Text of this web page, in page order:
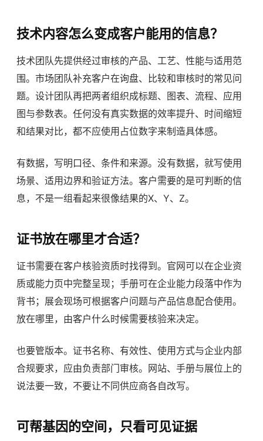
技术内容怎么变成客户能用的信息？
技术团队先提供经过审核的产品、工艺、性能与适用范
围。市场团队补充客户在询盘、比较和审核时的常见问
题。设计团队再把两者组织成标题、图表、流程、应用
图与参数表。任何没有真实数据的效率提升、时间缩短
和结果对比，都不应使用占位数字来制造具体感。
有数据，写明口径、条件和来源。没有数据，就写使用
场景、适用边界和验证方法。客户需要的是可判断的信
息，不是一组看起来很像结果的X、Y、Z。
证书放在哪里才合适？
证书需要在客户核验资质时找得到。官网可以在企业资
质或能力页中完整呈现；手册可在企业能力段落中作为
背书；展会现场可根据客户问题与产品信息配合使用。
放在哪里，由客户什么时候需要核验来决定。
也要管版本。证书名称、有效性、使用方式与企业内部
合规要求，应由负责部门审核。网站、手册与展位上的
说法要一致，不要让不同供应商各自改写。
可帮基因的空间，只看可见证据